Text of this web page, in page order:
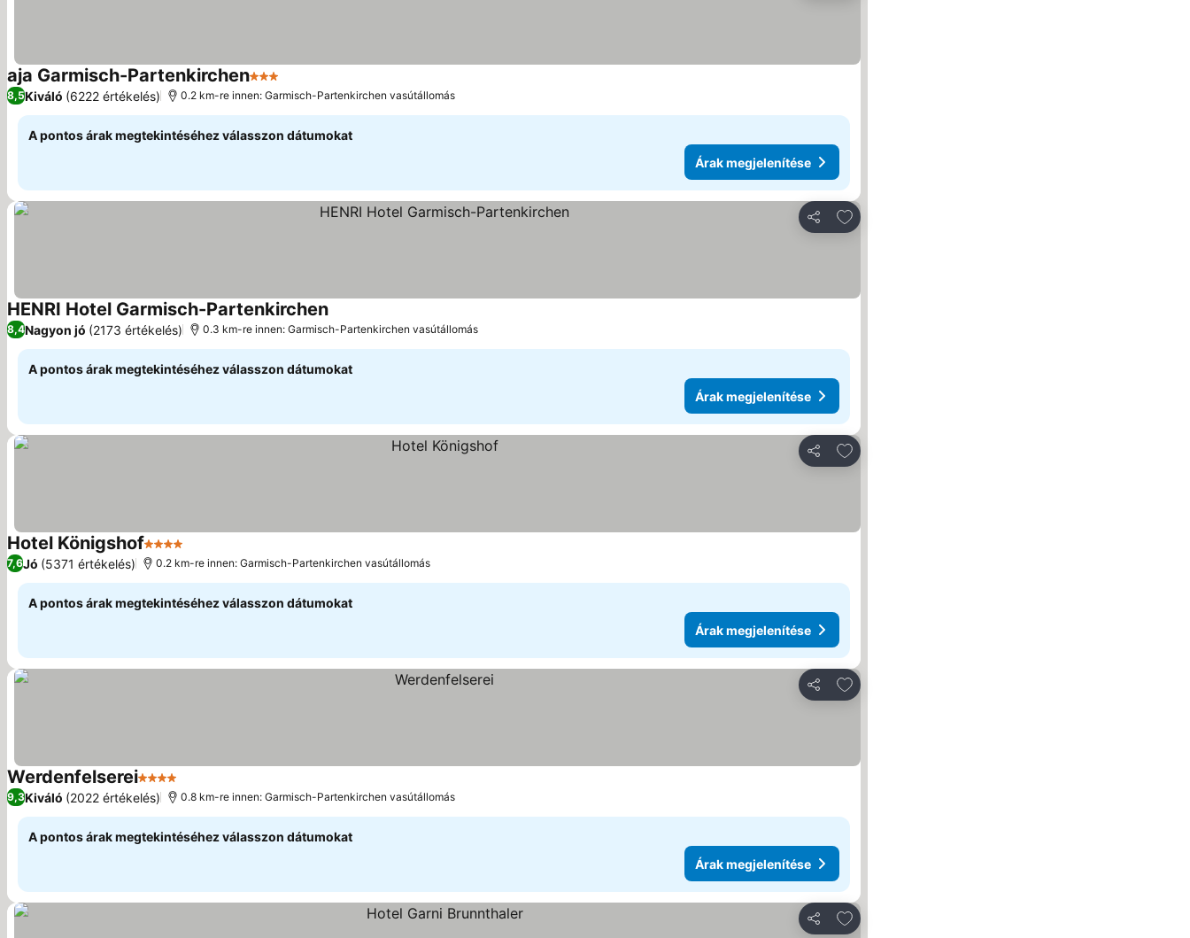
aja Garmisch-Partenkirchen3 Kategória
8,5Kiváló (6222 értékelés) 0.2 km-re innen: Garmisch-Partenkirchen vasútállomás
A pontos árak megtekintéséhez válasszon dátumokat
Árak megjelenítése
Megosztás
Hozzáadás a kedvencekhez
HENRI Hotel Garmisch-Partenkirchen
8,4Nagyon jó (2173 értékelés) 0.3 km-re innen: Garmisch-Partenkirchen vasútállomás
A pontos árak megtekintéséhez válasszon dátumokat
Árak megjelenítése
Megosztás
Hozzáadás a kedvencekhez
Hotel Königshof4 Kategória
7,6Jó (5371 értékelés) 0.2 km-re innen: Garmisch-Partenkirchen vasútállomás
A pontos árak megtekintéséhez válasszon dátumokat
Árak megjelenítése
Megosztás
Hozzáadás a kedvencekhez
Werdenfelserei4 Kategória
9,3Kiváló (2022 értékelés) 0.8 km-re innen: Garmisch-Partenkirchen vasútállomás
A pontos árak megtekintéséhez válasszon dátumokat
Árak megjelenítése
Megosztás
Hozzáadás a kedvencekhez